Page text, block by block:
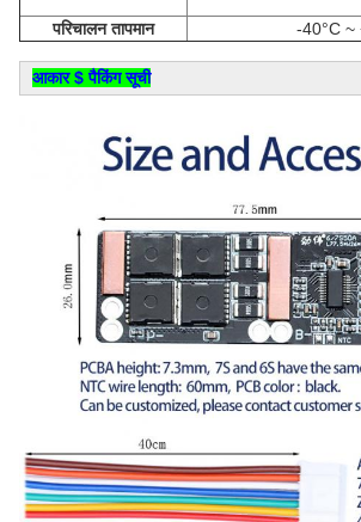
परिचालन तापमान
-40°C ~
आकार $ पैकिंग सूची